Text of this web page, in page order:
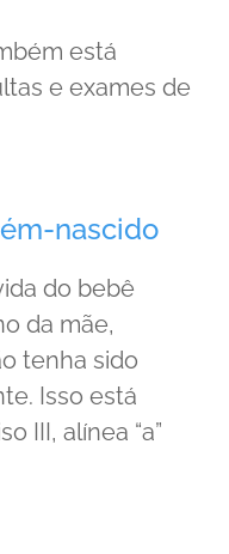
está
e exames de
nascido
do bebê
da mãe,
tenha sido
Isso está
III, alínea “a”